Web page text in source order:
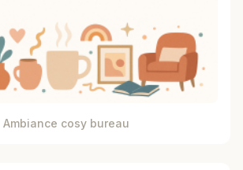
Ambiance cosy bureau